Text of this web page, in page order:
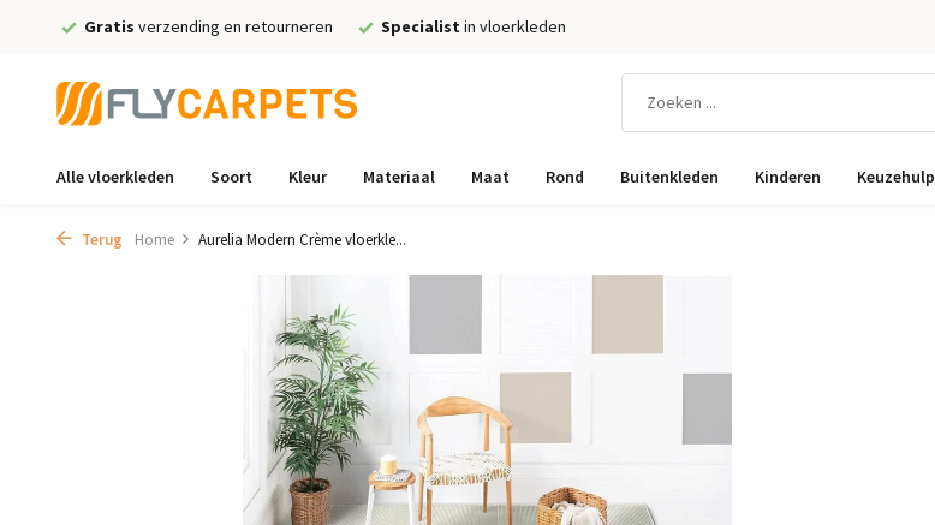
Gratis verzending en retourneren Specialist in vloerkleden
Alle vloerkleden Soort Kleur Materiaal Maat Rond Buitenkleden Kinderen Keuzehulp
Terug Home Aurelia Modern Crème vloerkle...